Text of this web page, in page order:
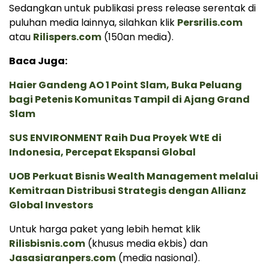
Sedangkan untuk publikasi press release serentak di
puluhan media lainnya, silahkan klik Persrilis.com
atau Rilispers.com (150an media).
Baca Juga:
Haier Gandeng AO 1 Point Slam, Buka Peluang
bagi Petenis Komunitas Tampil di Ajang Grand
Slam
SUS ENVIRONMENT Raih Dua Proyek WtE di
Indonesia, Percepat Ekspansi Global
UOB Perkuat Bisnis Wealth Management melalui
Kemitraan Distribusi Strategis dengan Allianz
Global Investors
Untuk harga paket yang lebih hemat klik
Rilisbisnis.com (khusus media ekbis) dan
Jasasiaranpers.com (media nasional).